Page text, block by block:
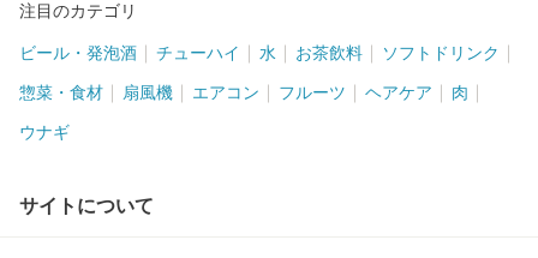
注目のカテゴリ
ビール・発泡酒 チューハイ 水 お茶飲料 ソフトドリンク
惣菜・食材 扇風機 エアコン フルーツ ヘアケア 肉
ウナギ
サイトについて